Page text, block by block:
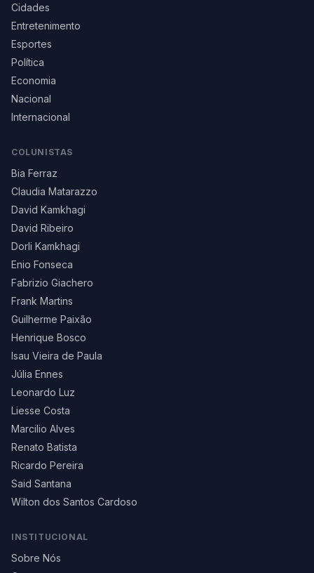
Cidades
Entretenimento
Esportes
Política
Economia
Nacional
Internacional
COLUNISTAS
Bia Ferraz
Claudia Matarazzo
David Kamkhagi
David Ribeiro
Dorli Kamkhagi
Enio Fonseca
Fabrizio Giachero
Frank Martins
Guilherme Paixão
Henrique Bosco
Isau Vieira de Paula
Júlia Ennes
Leonardo Luz
Liesse Costa
Marcilio Alves
Renato Batista
Ricardo Pereira
Said Santana
Wilton dos Santos Cardoso
INSTITUCIONAL
Sobre Nós